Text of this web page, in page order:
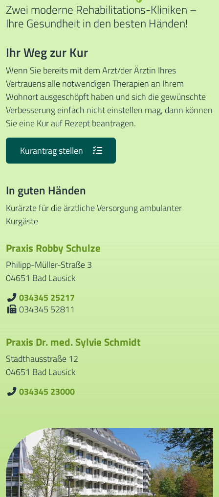
Zwei moderne Rehabilitations-Kliniken –
Ihre Gesundheit in den besten Händen!
Ihr Weg zur Kur
Wenn Sie bereits mit dem Arzt/der Ärztin Ihres
Vertrauens alle notwendigen Therapien an Ihrem
Wohnort ausgeschöpft haben und sich die gewünschte
Verbesserung einfach nicht einstellen mag, dann können
Sie eine Kur auf Rezept beantragen.
Kurantrag stellen
In guten Händen
Kurärzte für die ärztliche Versorgung ambulanter
Kurgäste
Praxis Robby Schulze
Philipp-Müller-Straße 3
04651 Bad Lausick
Telefon:
034345 25217
Fax:034345 52811
Praxis Dr. med. Sylvie Schmidt
Stadthausstraße 12
04651 Bad Lausick
Telefon:
034345 23000